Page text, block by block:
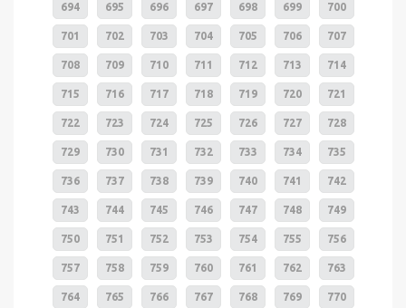
694 695 696 697 698 699 700
701 702 703 704 705 706 707
708 709 710 711 712 713 714
715 716 717 718 719 720 721
722 723 724 725 726 727 728
729 730 731 732 733 734 735
736 737 738 739 740 741 742
743 744 745 746 747 748 749
750 751 752 753 754 755 756
757 758 759 760 761 762 763
764 765 766 767 768 769 770